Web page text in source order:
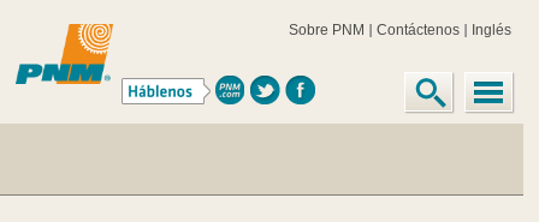
Sobre PNM Contáctenos Inglés